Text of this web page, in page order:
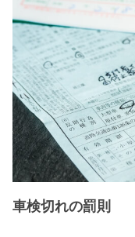
車検切れの罰則